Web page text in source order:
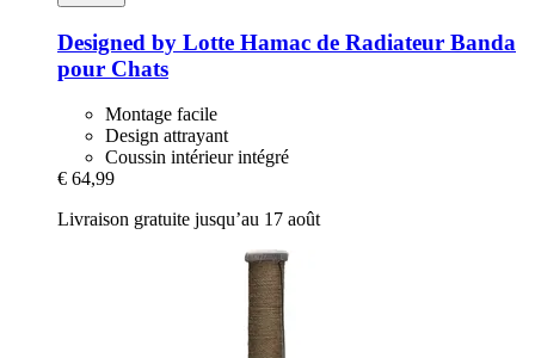
Designed by Lotte Hamac de Radiateur Banda
pour Chats
Montage facile
Design attrayant
Coussin intérieur intégré
€ 64,99
Livraison gratuite jusqu’au 17 août